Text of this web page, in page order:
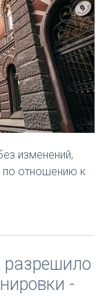
изменений,
по отношению к
разрешило
-